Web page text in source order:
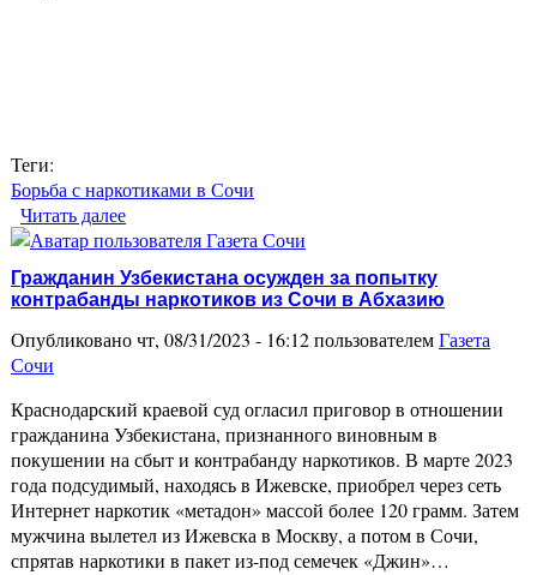
Теги:
Борьба с наркотиками в Сочи
Читать далее
очередного любителя выращивать марихуану
Гражданин Узбекистана осужден за попытку
контрабанды наркотиков из Сочи в Абхазию
Опубликовано чт, 08/31/2023 - 16:12 пользователемГазета
Сочи
Краснодарский краевой суд огласил приговор в отношении
гражданина Узбекистана, признанного виновным в
покушении на сбыт и контрабанду наркотиков. В марте 2023
года подсудимый, находясь в Ижевске, приобрел через сеть
Интернет наркотик «метадон» массой более 120 грамм. Затем
мужчина вылетел из Ижевска в Москву, а потом в Сочи,
спрятав наркотики в пакет из-под семечек «Джин»…